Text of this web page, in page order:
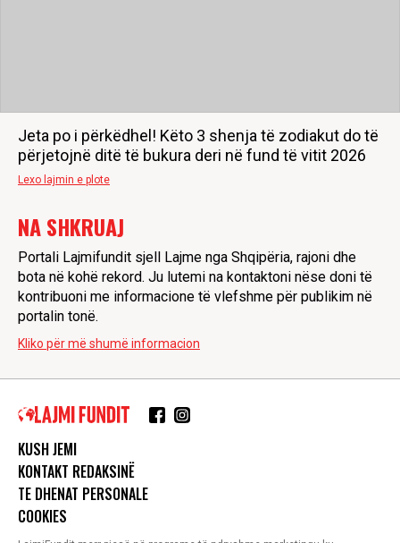
Jeta po i përkëdhel! Këto 3 shenja të zodiakut do të
përjetojnë ditë të bukura deri në fund të vitit 2026
Lexo lajmin e plote
NA SHKRUAJ
Portali Lajmifundit sjell Lajme nga Shqipëria, rajoni dhe
bota në kohë rekord. Ju lutemi na kontaktoni nëse doni të
kontribuoni me informacione të vlefshme për publikim në
portalin tonë.
Kliko për më shumë informacion
KUSH JEMI
KONTAKT REDAKSINË
TE DHENAT PERSONALE
COOKIES